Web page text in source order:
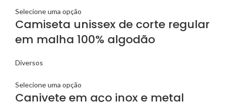
Selecione uma opção
Camiseta unissex de corte regular
em malha 100% algodão
Diversos
Selecione uma opção
Canivete em aço inox e metal